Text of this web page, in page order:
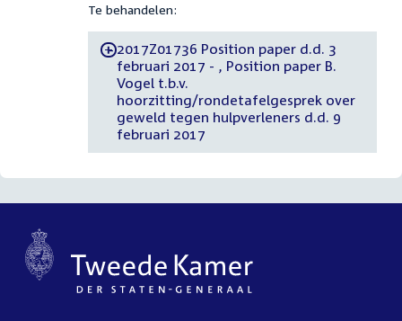
Te behandelen:
-2017Z01736 Position paper d.d. 3
februari 2017 - , Position paper B.
Vogel t.b.v.
hoorzitting/rondetafelgesprek over
geweld tegen hulpverleners d.d. 9
februari 2017